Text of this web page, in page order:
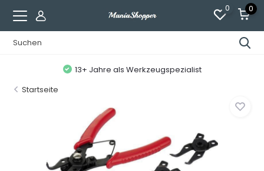
0 0
13+ Jahre als Werkzeugspezialist
Startseite